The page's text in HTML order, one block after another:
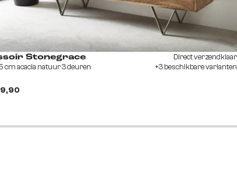
Stonegrace
cm acacia natuur 3 deuren
Direct verzendklaar
+3 beschikbare varianten